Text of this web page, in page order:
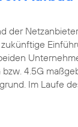
der
4.5G
Im Laufe